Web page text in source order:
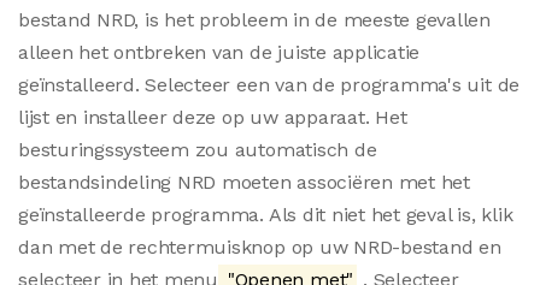
bestand NRD, is het probleem in de meeste gevallen
alleen het ontbreken van de juiste applicatie
geïnstalleerd. Selecteer een van de programma's uit de
lijst en installeer deze op uw apparaat. Het
besturingssysteem zou automatisch de
bestandsindeling NRD moeten associëren met het
geïnstalleerde programma. Als dit niet het geval is, klik
dan met de rechtermuisknop op uw NRD-bestand en
selecteer in het menu "Openen met" . Selecteer